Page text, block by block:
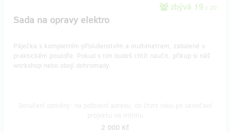
zbývá 19 z 20
Sada na opravy elektro
Páječka s kompletním příslušenstvím a multimetrem, zabalené v
praktickém pouzdře. Pokud s tím budeš chtít naučit, přikup si náš
workshop nebo obojí dohromady.
2 000 Kč